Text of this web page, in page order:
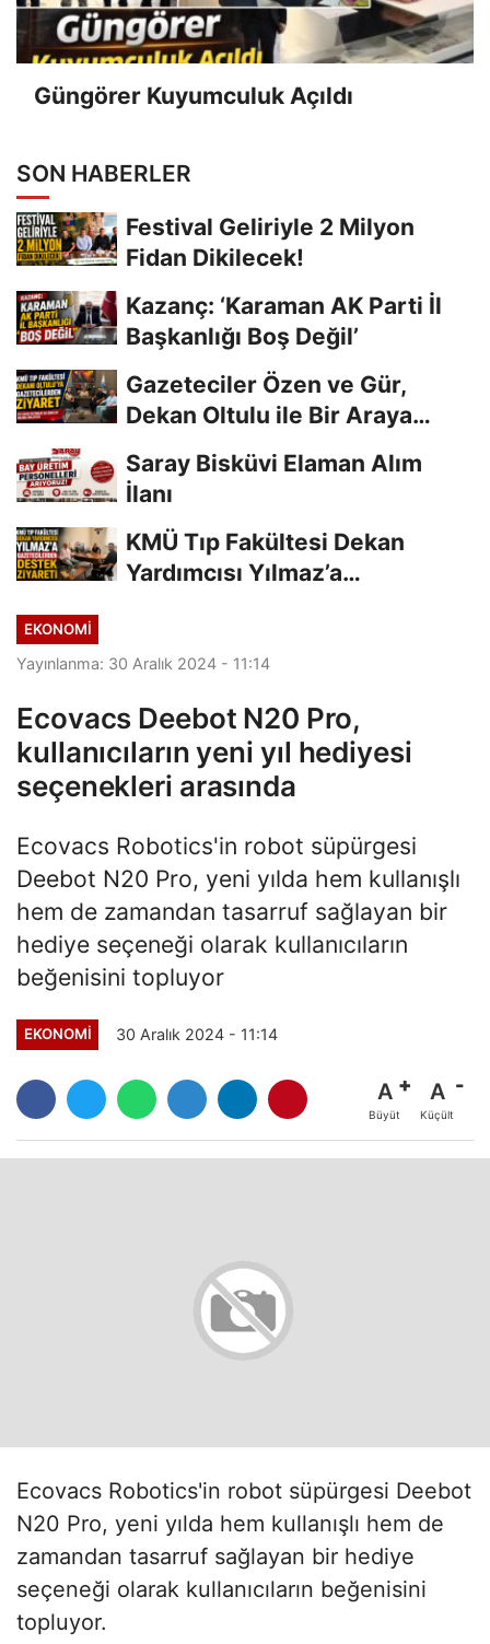
Güngörer Kuyumculuk Açıldı
SON HABERLER
Festival Geliriyle 2 Milyon
Fidan Dikilecek!
Kazanç: ‘Karaman AK Parti İl
Başkanlığı Boş Değil’
Gazeteciler Özen ve Gür,
Dekan Oltulu ile Bir Araya
Saray Bisküvi Elaman Alım
İlanı
KMÜ Tıp Fakültesi Dekan
Yardımcısı Yılmaz’a
EKONOMI
Yayınlanma: 30 Aralık 2024 - 11:14
Ecovacs Deebot N20 Pro,
kullanıcıların yeni yıl hediyesi
seçenekleri arasında
Ecovacs Robotics'in robot süpürgesi
Deebot N20 Pro, yeni yılda hem kullanışlı
hem de zamandan tasarruf sağlayan bir
hediye seçeneği olarak kullanıcıların
beğenisini topluyor
EKONOMI 30 Aralık 2024 - 11:14
A
Büyüt
A
Küçült
Ecovacs Robotics'in robot süpürgesi Deebot
N20 Pro, yeni yılda hem kullanışlı hem de
zamandan tasarruf sağlayan bir hediye
seçeneği olarak kullanıcıların beğenisini
topluyor.